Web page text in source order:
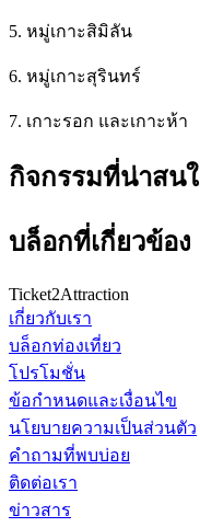
5. หมู่เกาะสิมิลัน
6. หมู่เกาะสุรินทร์
7. เกาะรอก และเกาะห้า
กิจกรรมที่น่าสน
บล็อกที่เกี่ยวข้อง
Ticket2Attraction
เกี่ยวกับเรา
บล็อกท่องเที่ยว
โปรโมชั่น
ข้อกำหนดและเงื่อนไข
นโยบายความเป็นส่วนตัว
คำถามที่พบบ่อย
ติดต่อเรา
ข่าวสาร